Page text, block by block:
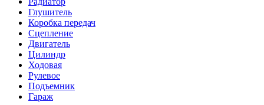
Глушитель
Коробка передач
Сцепление
Двигатель
Цилиндр
Ходовая
Рулевое
Подъемник
Гараж